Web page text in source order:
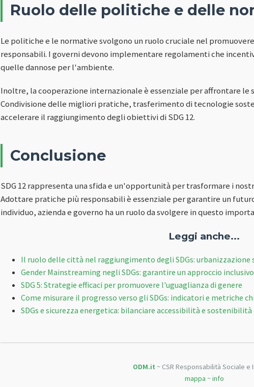
Ruolo delle politiche e delle
Le politiche e le normative svolgono un ruolo cruciale nel
responsabili. I governi devono implementare regolamenti che
quelle dannose per l'ambiente.
Inoltre, la cooperazione internazionale è essenziale per affrontare
Condivisione delle migliori pratiche, trasferimento di tecnologie
accelerare il raggiungimento degli obiettivi di SDG 12.
Conclusione
SDG 12 rappresenta una sfida e un'opportunità per trasformare i
Adottare pratiche più responsabili è essenziale per garantire un
individuo, azienda e governo ha un ruolo da svolgere in questo
Leggi anche...
Il ruolo delle città nel raggiungimento degli SDGs: urbanizzazione
Gender Mainstreaming negli SDGs: garantire un approccio inclusivo
SDG 5: Strategie efficaci per promuovere l'uguaglianza di genere
Come misurare il progresso verso gli SDGs: indicatori e metriche
SDGs e sicurezza energetica: bilanciare accessibilità e sostenibilità
ODM.it ~ CSR Responsabilità Sociale e
mappa ~info